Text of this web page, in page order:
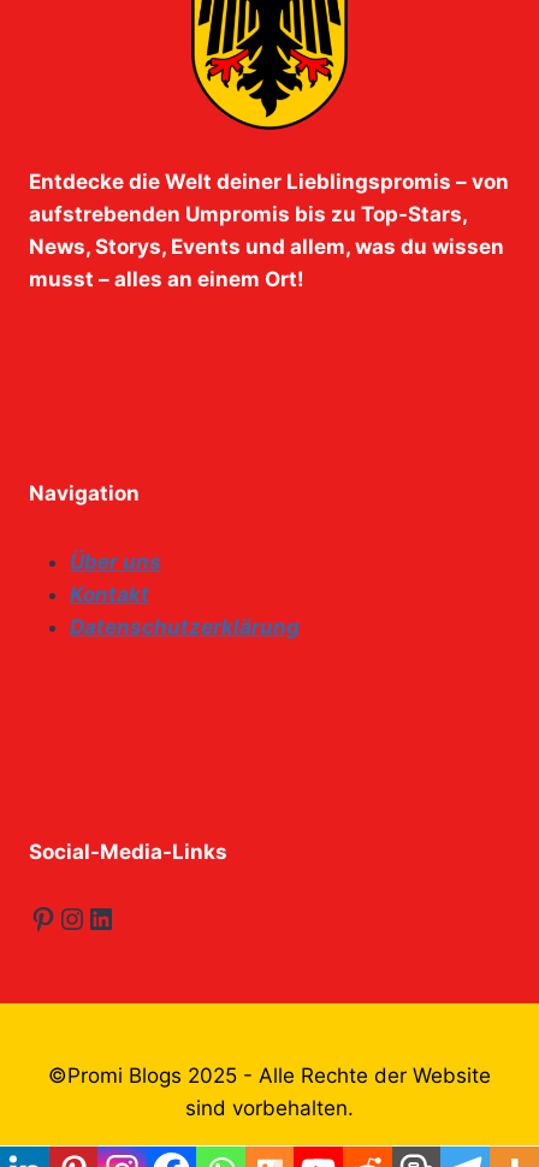
Entdecke die Welt deiner Lieblingspromis – von
aufstrebenden Umpromis bis zu Top-Stars,
News, Storys, Events und allem, was du wissen
musst – alles an einem Ort!
Navigation
Über uns
Kontakt
Datenschutzerklärung
Social-Media-Links
Pinterest
Instagram
LinkedIn
©Promi Blogs 2025 - Alle Rechte der Website
sind vorbehalten.